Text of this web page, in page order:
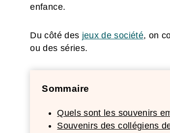
enfance.
Du côté des jeux de société, on
ou des séries.
Sommaire
Quels sont les souvenirs
Souvenirs des collégiens